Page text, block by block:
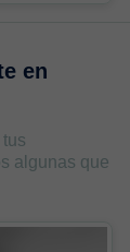
en
algunas que